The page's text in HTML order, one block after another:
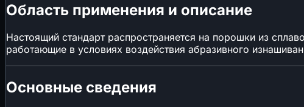
Область применения и описание
Настоящий стандарт распространяется на порошки из
работающие в условиях воздействия абразивного
Основные сведения